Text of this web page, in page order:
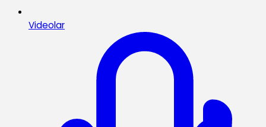
Videolar